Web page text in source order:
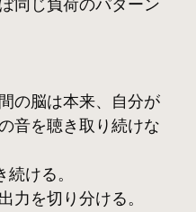
同じ負荷のパターン
の脳は本来、自分が
音を聴き取り続けな
ける。
力を切り分ける。